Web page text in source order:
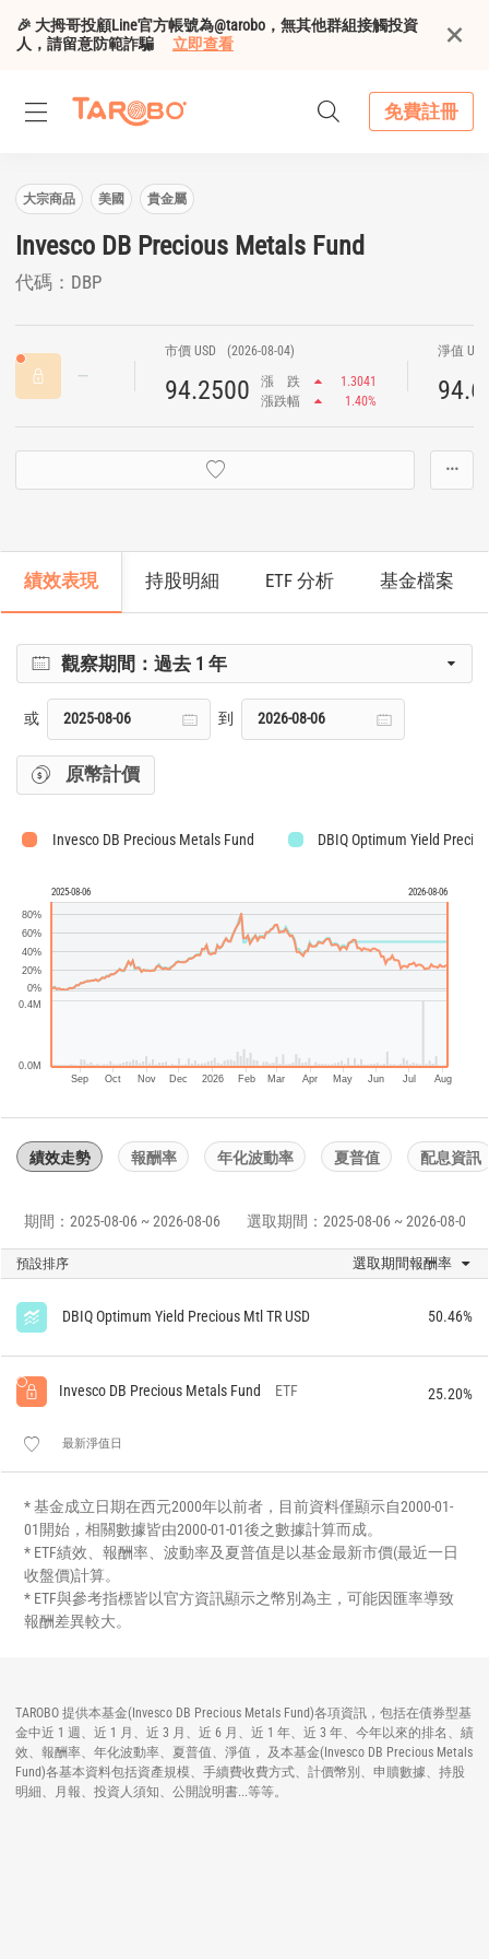
🎉 大拇哥投顧Line官方帳號為@tarobo，無其他群組接觸投資
人，請留意防範詐騙
立即查看
免費註冊
大宗商品 美國 貴金屬
Invesco DB Precious Metals Fund
代碼：DBP
市價 USD (2026-08-04)
94.2500 漲 跌
1.3041
漲跌幅
1.40%
淨值
···
績效表現 持股明細 ETF 分析 基金檔案
觀察期間：過去 1 年
或 到
原幣計價
Invesco DB Precious Metals Fund DBIQ Optimum Yield
2025-08-06 2026-08-06
Sep Oct Nov Dec 2026 Feb Mar Apr May Jun Jul Aug
0.0M
0.4M
0%
20%
40%
60%
80%
績效走勢 報酬率 年化波動率 夏普值 配息資訊
期間：2025-08-06 ~ 2026-08-06 選取期間：2025-08-06 ~ 2026-08-06
預設排序 選取期間報酬率
DBIQ Optimum Yield Precious Mtl TR USD 50.46%
Invesco DB Precious Metals Fund ETF 25.20%
最新淨值日
* 基金成立日期在西元2000年以前者，目前資料僅顯示自2000-01-
01開始，相關數據皆由2000-01-01後之數據計算而成。
* ETF績效、報酬率、波動率及夏普值是以基金最新市價(最近一日
收盤價)計算。
* ETF與參考指標皆以官方資訊顯示之幣別為主，可能因匯率導致
報酬差異較大。
TAROBO 提供本基金(Invesco DB Precious Metals Fund)各項資訊，包括在債券型基
金中近 1 週、近 1 月、近 3 月、近 6 月、近 1 年、近 3 年、今年以來的排名、績
效、報酬率、年化波動率、夏普值、淨值， 及本基金(Invesco DB Precious Metals
Fund)各基本資料包括資產規模、手續費收費方式、計價幣別、申贖數據、持股
明細、月報、投資人須知、公開說明書...等等。